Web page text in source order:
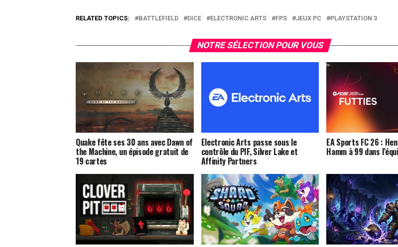
RELATED TOPICS: BATTLEFIELD DICE ELECTRONIC ARTS FPS JEUX PC PLAYSTATION 3
NOTRE SÉLECTION POUR VOUS
Quake fête ses 30 ans avec Dawn of
the Machine, un épisode gratuit de
19 cartes
Electronic Arts passe sous le
contrôle du PIF, Silver Lake et
Affinity Partners
EA Sports FC 26 :
Hamm à 99 dans